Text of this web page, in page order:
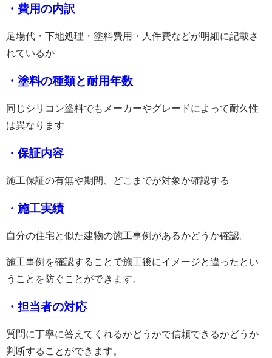
・費用の内訳
足場代・下地処理・塗料費用・人件費などが明細に記載さ
れているか
・塗料の種類と耐用年数
同じシリコン塗料でもメーカーやグレードによって耐久性
は異なります
・保証内容
施工保証の有無や期間、どこまでが対象か確認する
・施工実績
自分の住宅と似た建物の施工事例があるかどうか確認。
施工事例を確認することで施工後にイメージと違ったとい
うことを防ぐことができます。
・担当者の対応
質問に丁寧に答えてくれるかどうかで信頼できるかどうか
判断することができます。